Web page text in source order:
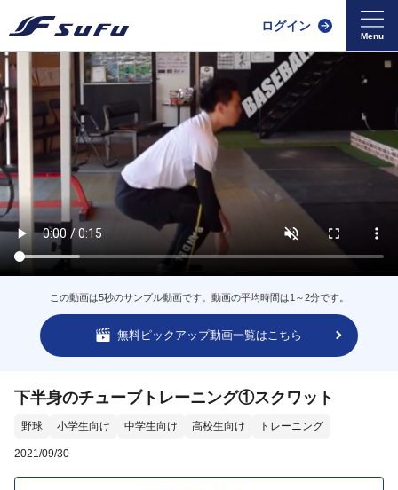
ログイン
この動画は5秒のサンプル動画です。動画の平均時間は1～2分です。
無料ピックアップ動画一覧はこちら
下半身のチューブトレーニング①スクワット
野球 小学生向け 中学生向け 高校生向け トレーニング
2021/09/30